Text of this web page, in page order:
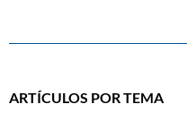
ARTÍCULOS POR TEMA